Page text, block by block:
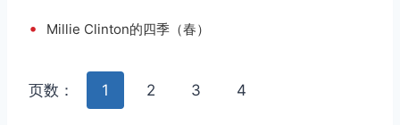
• Millie Clinton的四季（春）
页数： 1 2 3 4